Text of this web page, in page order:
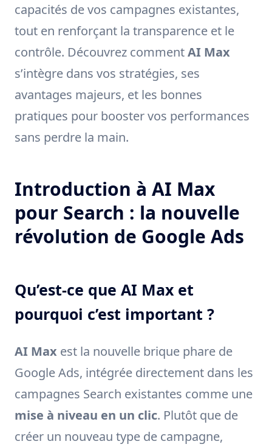
capacités de vos campagnes existantes,
tout en renforçant la transparence et le
contrôle. Découvrez commentAI Max
s’intègre dans vos stratégies, ses
avantages majeurs, et les bonnes
pratiques pour booster vos performances
sans perdre la main.
Introduction à AI Max
pour Search : la nouvelle
révolution de Google Ads
Qu’est-ce que AI Max et
pourquoi c’est important ?
AI Max est la nouvelle brique phare de
Google Ads, intégrée directement dans les
campagnes Search existantes comme une
mise à niveau en un clic. Plutôt que de
créer un nouveau type de campagne,